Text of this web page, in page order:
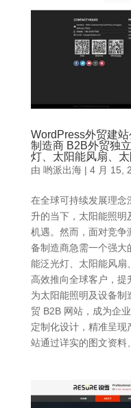
WordPress外贸建
制造商 B2B外贸独
灯、太阳能风扇、
由 哟派出海| 4 月 15,
在全球可持续发展理念
升的当下，太阳能照明
机遇。然而，面对竞争
备制造商急需一个强大
能泛光灯、太阳能风扇
高效推向全球客户，提
为太阳能照明及设备
贸 B2B 网站，成为企
定制化设计，精准呈现
站通过详实的图文资料